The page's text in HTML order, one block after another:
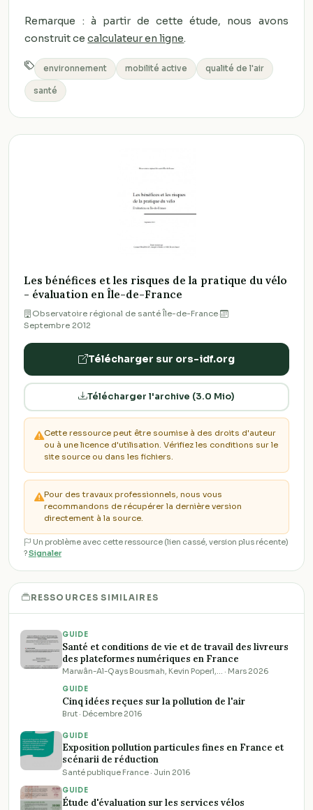
Les bénéfices et les risques de la pratique du vélo
- évaluation en Île-de-France
Observatoire régional de santé Île-de-France·
Septembre 2012
Télécharger sur ors-idf.org
Télécharger l'archive (3.0 Mio)
Cette ressource peut être soumise à des droits d'auteur
ou à une licence d'utilisation. Vérifiez les conditions sur le
site source ou dans les fichiers.
Pour des travaux professionnels, nous vous
recommandons de récupérer la dernière version
directement à la source.
Un problème avec cette ressource (lien cassé, version plus récente)
?Signaler
RESSOURCES SIMILAIRES
GUIDE
Santé et conditions de vie et de travail des livreurs
des plateformes numériques en France
Marwân-Al-Qays Bousmah, Kevin Poperl,… · Mars 2026
GUIDE
Cinq idées reçues sur la pollution de l'air
Brut · Décembre 2016
GUIDE
Exposition pollution particules fines en France et
scénarii de réduction
Santé publique France · Juin 2016
GUIDE
Étude d'évaluation sur les services vélos
Remarque : à partir de cette étude, nous avons
construit cecalculateur en ligne.
environnement mobilité active qualité de l'air
santé